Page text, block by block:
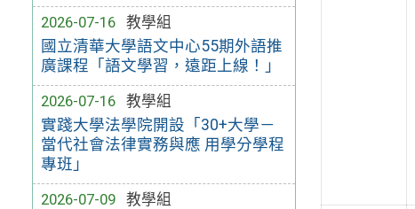
2026-07-16
教學組
國立清華大學語文中心55期外語推
廣課程「語文學習，遠距上線！」
2026-07-16
教學組
實踐大學法學院開設「30+大學－
當代社會法律實務與應 用學分學程
專班」
2026-07-09
教學組